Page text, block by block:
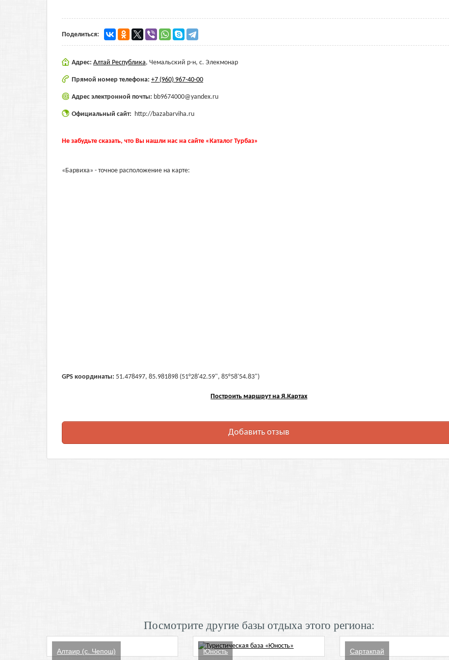
Поделиться:
Адрес: Алтай Республика, Чемальский р-н, с. Элекмонар
Прямой номер телефона: +7 (960) 967-40-00
Адрес электронной почты: bb9674000@yandex.ru
Официальный сайт: http://bazabarviha.ru
Не забудьте сказать, что Вы нашли нас на сайте «Каталог Турбаз»
«Барвиха» - точное расположение на карте:
GPS координаты: 51.478497, 85.981898 (51°28'42.59", 85°58'54.83")
Построить маршрут на Я.Картах
Добавить отзыв
Посмотрите другие базы отдыха этого региона:
Алтаир (с. Чепош) Юность Сартакпай